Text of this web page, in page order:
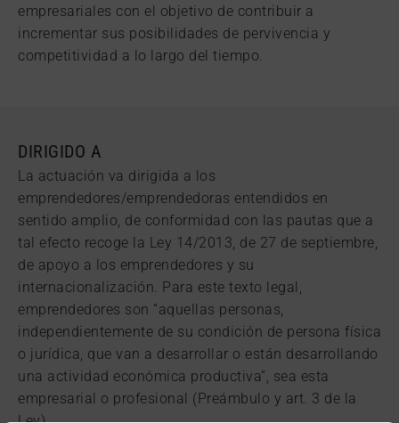
empresariales con el objetivo de contribuir a
incrementar sus posibilidades de pervivencia y
competitividad a lo largo del tiempo.
DIRIGIDO A
La actuación va dirigida a los
emprendedores/emprendedoras entendidos en
sentido amplio, de conformidad con las pautas que a
tal efecto recoge la Ley 14/2013, de 27 de septiembre,
de apoyo a los emprendedores y su
internacionalización. Para este texto legal,
emprendedores son “aquellas personas,
independientemente de su condición de persona física
o jurídica, que van a desarrollar o están desarrollando
una actividad económica productiva”, sea esta
empresarial o profesional (Preámbulo y art. 3 de la